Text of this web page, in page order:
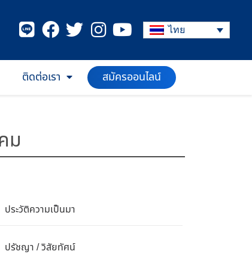
ไทย
ติดต่อเรา
สมัครออนไลน์
ม
ประวัติความเป็นมา
ปรัชญา / วิสัยทัศน์